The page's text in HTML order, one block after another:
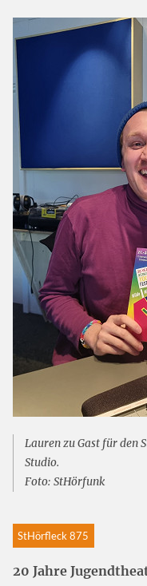
Lauren zu Gast für den
Studio.
Foto: StHörfunk
StHörfleck 875
20 Jahre